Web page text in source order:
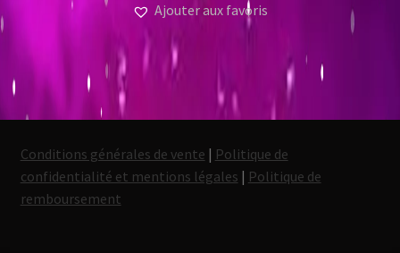
Ajouter aux favoris
Conditions générales de vente | Politique de
confidentialité et mentions légales | Politique de
remboursement